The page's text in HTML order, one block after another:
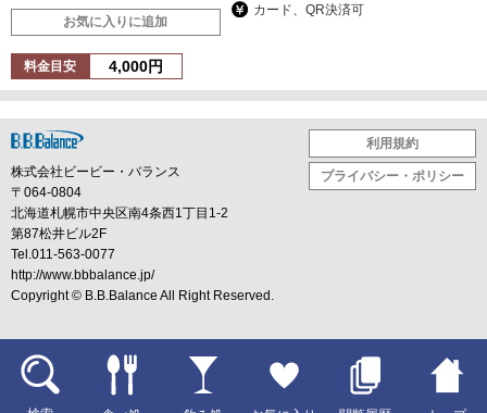
お気に入りに追加
カード、QR決済可
料金目安 4,000円
株式会社ビービー・バランス
〒064-0804
北海道札幌市中央区南4条西1丁目1-2
第87松井ビル2F
Tel.011-563-0077
http://www.bbbalance.jp/
Copyright © B.B.Balance All Right Reserved.
利用規約
プライバシー・ポリシー